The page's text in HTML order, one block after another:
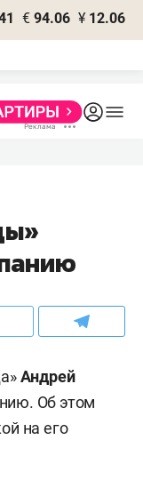
€ 94.06 ¥ 12.06
Андрей
Об этом
на его